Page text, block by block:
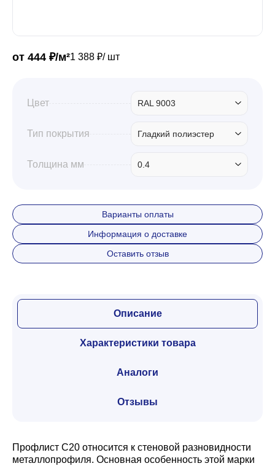
Профили для гипсокартона
от 444 ₽/м²1 388 ₽/ шт
Цвет RAL 9003
Тип покрытия Гладкий полиэстер
Толщина мм 0.4
Варианты оплаты
Информация о доставке
Оставить отзыв
Описание
Характеристики товара
Аналоги
Отзывы
Профлист С20 относится к стеновой разновидности
металлопрофиля. Основная особенность этой марки